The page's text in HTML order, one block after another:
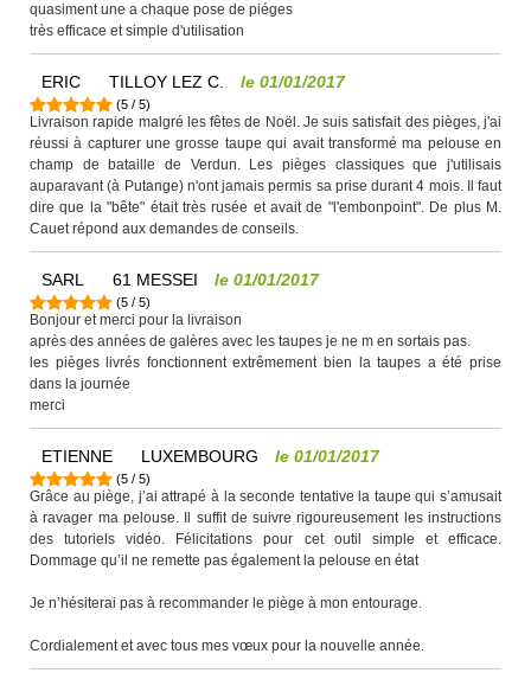
quasiment une a chaque pose de piéges
très efficace et simple d'utilisation
ERIC TILLOY LEZ C. le 01/01/2017
(5 / 5)
Livraison rapide malgré les fêtes de Noël. Je suis satisfait des pièges, j'ai
réussi à capturer une grosse taupe qui avait transformé ma pelouse en
champ de bataille de Verdun. Les pièges classiques que j'utilisais
auparavant (à Putange) n'ont jamais permis sa prise durant 4 mois. Il faut
dire que la "bête" était très rusée et avait de "l'embonpoint". De plus M.
Cauet répond aux demandes de conseils.
SARL 61 MESSEI le 01/01/2017
(5 / 5)
Bonjour et merci pour la livraison
après des années de galères avec les taupes je ne m en sortais pas.
les pièges livrés fonctionnent extrêmement bien la taupes a été prise
dans la journée
merci
ETIENNE LUXEMBOURG le 01/01/2017
(5 / 5)
Grâce au piège, j’ai attrapé à la seconde tentative la taupe qui s’amusait
à ravager ma pelouse. Il suffit de suivre rigoureusement les instructions
des tutoriels vidéo. Félicitations pour cet outil simple et efficace.
Dommage qu’il ne remette pas également la pelouse en état
Je n’hésiterai pas à recommander le piège à mon entourage.
Cordialement et avec tous mes vœux pour la nouvelle année.